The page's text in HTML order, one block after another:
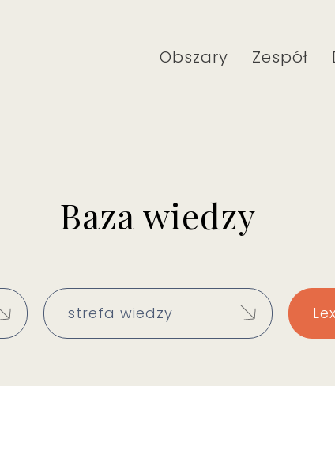
Obszary Zespół
Baza wiedzy
strefa wiedzy